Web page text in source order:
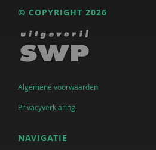
© COPYRIGHT 2026
Algemene voorwaarden
Privacyverklaring
NAVIGATIE